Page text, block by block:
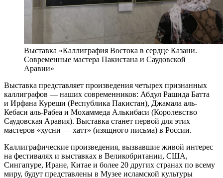
Выставка «Каллиграфия Востока в сердце Казани.
Современные мастера Пакистана и Саудовской
Аравии»
Выставка представляет произведения четырех признанных
каллиграфов — наших современников: Абдул Рашида Батта
и Ирфана Куреши (Республика Пакистан), Джамала аль-
Кебаси аль-Рабеа и Мохаммеда Алькибаси (Королевство
Саудовская Аравия). Выставка станет первой для этих
мастеров «хусни — хатт» (изящного письма) в России.
Каллиграфические произведения, вызвавшие живой интерес
на фестивалях и выставках в Великобритании, США,
Сингапуре, Иране, Китае и более 20 других странах по всему
миру, будут представлены в Музее исламской культуры